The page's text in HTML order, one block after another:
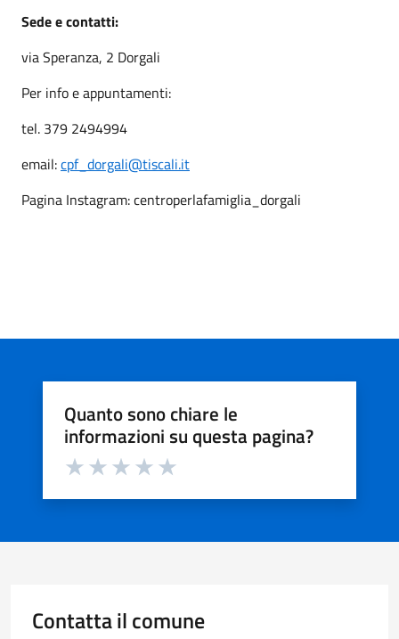
Sede e contatti:
via Speranza, 2 Dorgali
Per info e appuntamenti:
tel. 379 2494994
email:cpf_dorgali@tiscali.it
Pagina Instagram: centroperlafamiglia_dorgali
Quanto sono chiare le
informazioni su questa pagina?
Valuta da 1 a 5 stelle la pagina
Contatta il comune